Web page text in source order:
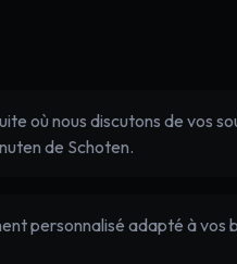
où nous discutons de vos
de Schoten.
personnalisé adapté à vos